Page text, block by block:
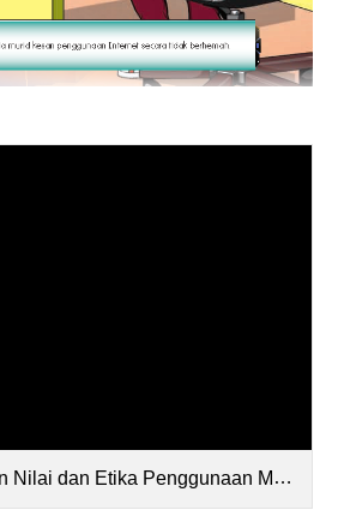
Penggunaan Media Sosial Bagi Guru dan Murid.pdf